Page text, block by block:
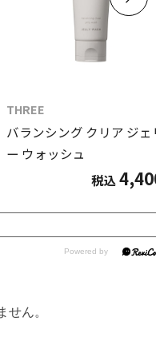
THREE
バランシング クリア ジェ
ー ウォッシュ
税込
せん。